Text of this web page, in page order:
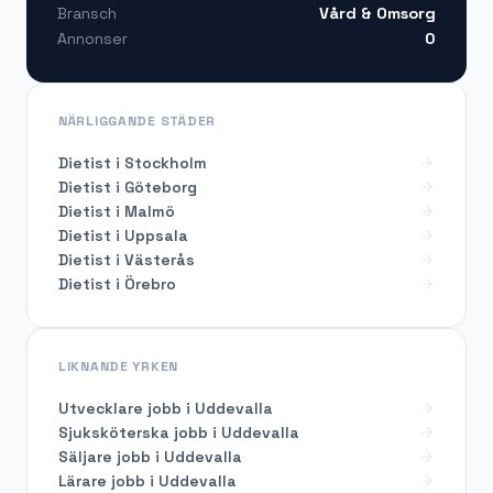
Bransch
Vård & Omsorg
Annonser
0
NÄRLIGGANDE STÄDER
Dietist i Stockholm
Dietist i Göteborg
Dietist i Malmö
Dietist i Uppsala
Dietist i Västerås
Dietist i Örebro
LIKNANDE YRKEN
Utvecklare jobb i Uddevalla
Sjuksköterska jobb i Uddevalla
Säljare jobb i Uddevalla
Lärare jobb i Uddevalla